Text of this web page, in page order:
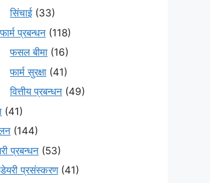
सिंचाई (33)
फार्म प्रबन्धन (118)
फसल बीमा (16)
फार्म सुरक्षा (41)
वित्तीय प्रबन्धन (49)
(41)
(144)
प्रबन्धन (53)
डेयरी प्रसंस्करण(41)